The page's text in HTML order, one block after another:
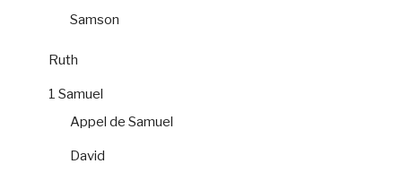
Samson
Ruth
1 Samuel
Appel de Samuel
David